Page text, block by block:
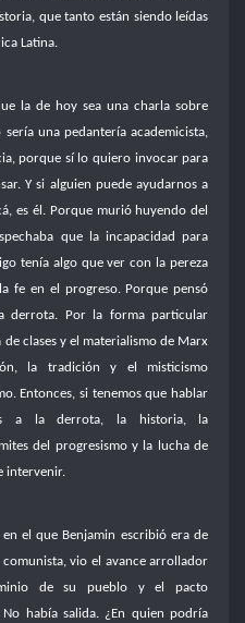
que tanto están siendo leídas
Latina.
la de hoy sea una charla sobre
sería una pedantería academicista,
porque sí lo quiero invocar para
Y si alguien puede ayudarnos a
es él. Porque murió huyendo del
que la incapacidad para
tenía algo que ver con la pereza
fe en el progreso. Porque pensó
derrota. Por la forma particular
clases y el materialismo de Marx
la tradición y el misticismo
Entonces, si tenemos que hablar
a la derrota, la historia, la
del progresismo y la lucha de
intervenir.
en el que Benjamin escribió era de
vio el avance arrollador
de su pueblo y el pacto
había salida. ¿En quien podría